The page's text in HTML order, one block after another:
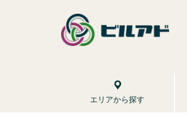
エリアから探す